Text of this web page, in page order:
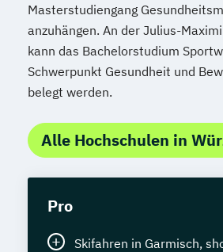
Masterstudiengang
anzuhängen. An der Julius-
kann das Bachelorstudium
Schwerpunkt Gesundheit und
belegt werden.
Alle Hochschulen in
Pro
Skifahren in Garmisch,